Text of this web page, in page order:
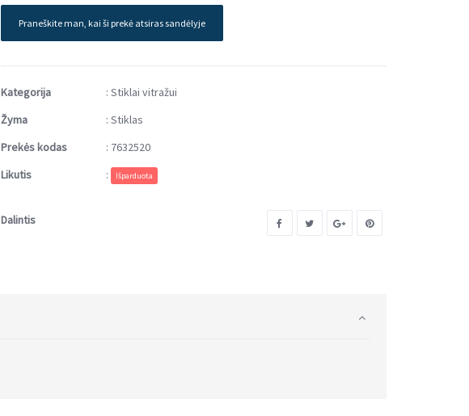
Praneškite man, kai ši prekė atsiras sandėlyje
Kategorija : Stiklai vitražui
Žyma
: Stiklas
Prekės kodas
: 7632520
Likutis
: Išparduota
Dalintis